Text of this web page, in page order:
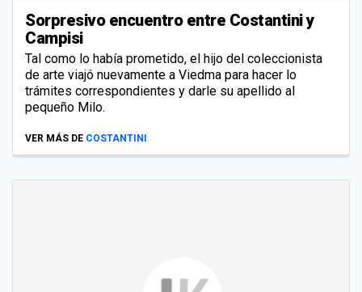
Sorpresivo encuentro entre Costantini y
Campisi
Tal como lo había prometido, el hijo del coleccionista
de arte viajó nuevamente a Viedma para hacer lo
trámites correspondientes y darle su apellido al
pequeño Milo.
VER MÁS DE COSTANTINI